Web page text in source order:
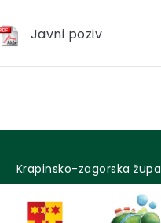
Javni poziv
Krapinsko-zagorska